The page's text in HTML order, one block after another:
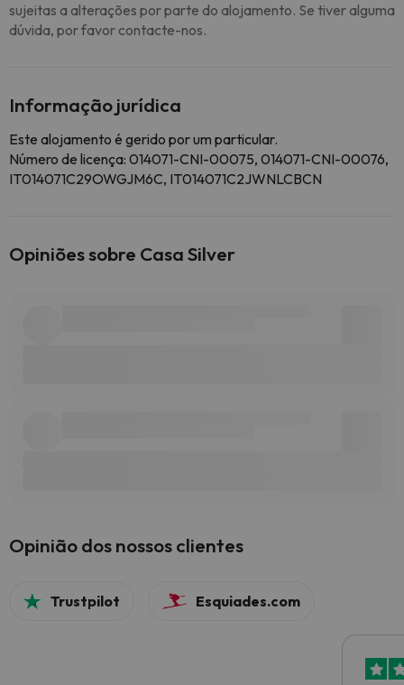
sujeitas a alterações por parte do alojamento. Se tiver alguma
dúvida, por favor contacte-nos.
Informação jurídica
Este alojamento é gerido por um particular.
Número de licença: 014071-CNI-00075, 014071-CNI-00076,
IT014071C29OWGJM6C, IT014071C2JWNLCBCN
Opiniões sobre Casa Silver
Opinião dos nossos clientes
Trustpilot Esquiades.com